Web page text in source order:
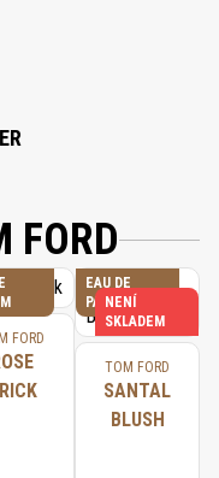
FORD
FORD
EAU DE
PARFUM
NENÍ
SKLADEM
TOM FORD
SANTAL
BLUSH